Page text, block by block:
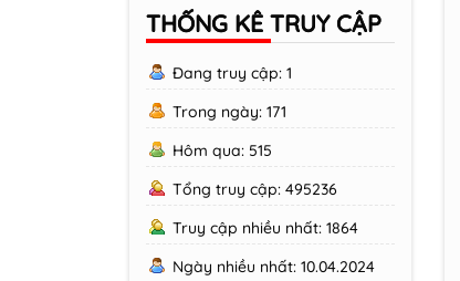
THỐNG KÊ TRUY CẬP
Đang truy cập: 1
Trong ngày: 171
Hôm qua: 515
Tổng truy cập: 495236
Truy cập nhiều nhất: 1864
Ngày nhiều nhất: 10.04.2024